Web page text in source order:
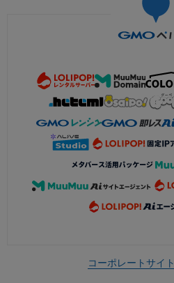
コーポレートサイト